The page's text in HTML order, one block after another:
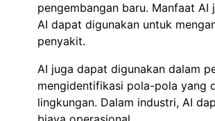
pengembangan baru. Manfaat
AI dapat digunakan untuk
penyakit.
AI juga dapat digunakan dalam
mengidentifikasi pola-pola yang
lingkungan. Dalam industri, AI